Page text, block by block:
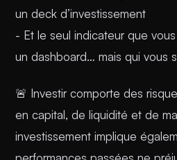
un deck d’investissement
- Et le seul indicateur que
un dashboard… mais qui vous
🚨 Investir comporte des
en capital, de liquidité et de
investissement implique